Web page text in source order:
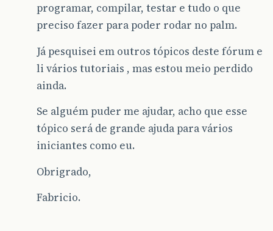
programar, compilar, testar e tudo o que
preciso fazer para poder rodar no palm.
Já pesquisei em outros tópicos deste fórum e
li vários tutoriais , mas estou meio perdido
ainda.
Se alguém puder me ajudar, acho que esse
tópico será de grande ajuda para vários
iniciantes como eu.
Obrigrado,
Fabricio.